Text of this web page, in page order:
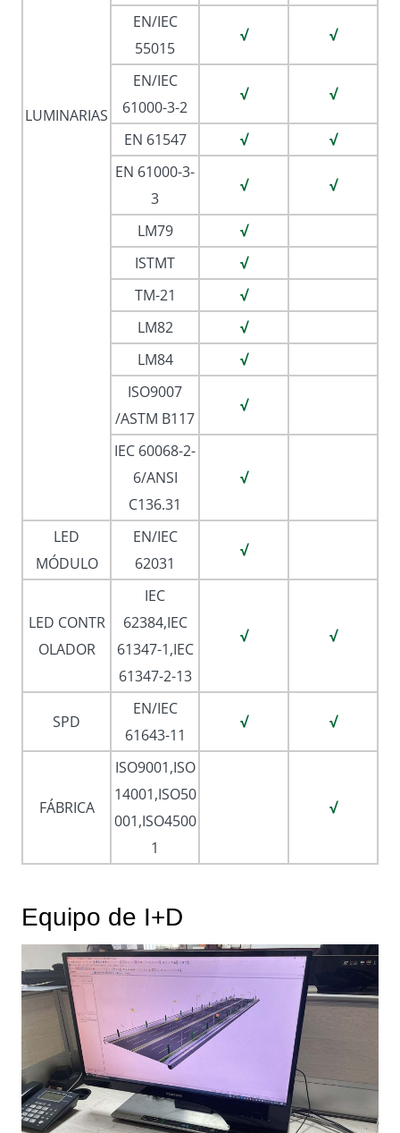
LUMINARIAS
EN/IEC
55015
√ √
EN/IEC
61000-3-2
√ √
EN 61547 √
√
EN 61000-3-
3
√ √
LM79
√
ISTMT
√
TM-21
√
LM82
√
LM84
√
ISO9007
/ASTM B117
√
IEC 60068-2-
6/ANSI
C136.31
√
LED
MÓDULO
EN/IEC
62031
√
LED CONTR
OLADOR
IEC
62384,IEC
61347-1,IEC
61347-2-13
√ √
SPD
EN/IEC
61643-11
√ √
FÁBRICA
ISO9001,ISO
14001,ISO50
001,ISO4500
1
√
Equipo de I+D